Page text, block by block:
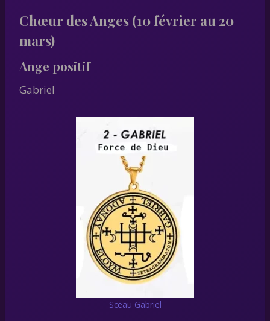
Chœur des Anges (10 février au 20
mars)
Ange positif
Gabriel
Sceau Gabriel